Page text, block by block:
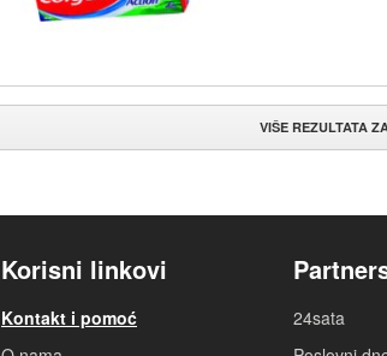
VIŠE REZULTATA
Korisni linkovi
Kontakt i pomoć
24sata